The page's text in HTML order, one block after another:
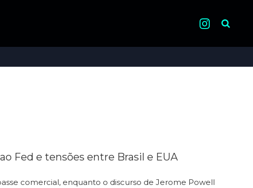
Pesquisa
Fed e tensões entre Brasil e EUA
comercial, enquanto o discurso de Jerome Powell